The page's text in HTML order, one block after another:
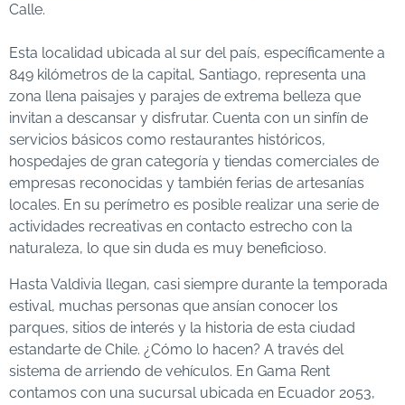
Calle.
Esta localidad ubicada al sur del país, específicamente a
849 kilómetros de la capital, Santiago, representa una
zona llena paisajes y parajes de extrema belleza que
invitan a descansar y disfrutar. Cuenta con un sinfín de
servicios básicos como restaurantes históricos,
hospedajes de gran categoría y tiendas comerciales de
empresas reconocidas y también ferias de artesanías
locales. En su perímetro es posible realizar una serie de
actividades recreativas en contacto estrecho con la
naturaleza, lo que sin duda es muy beneficioso.
Hasta Valdivia llegan, casi siempre durante la temporada
estival, muchas personas que ansían conocer los
parques, sitios de interés y la historia de esta ciudad
estandarte de Chile. ¿Cómo lo hacen? A través del
sistema de arriendo de vehículos. En Gama Rent
contamos con una sucursal ubicada en Ecuador 2053,